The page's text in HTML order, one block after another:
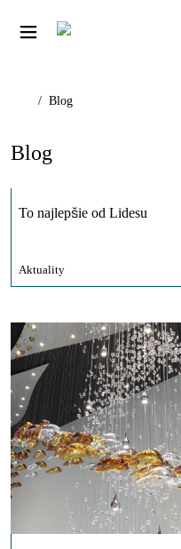
/ Blog
Blog
To najlepšie od Lidesu
Aktuality